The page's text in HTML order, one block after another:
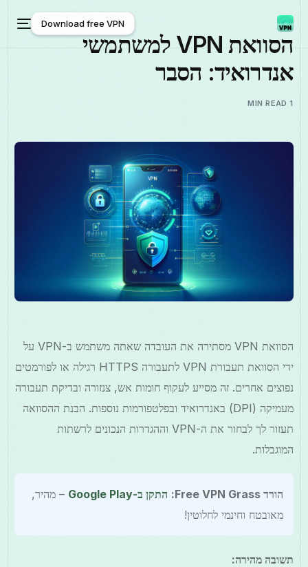
עברית
Download free VPN
Download free VPN
הסוואת VPN למשתמשי
אנדרואיד: הסבר
1 MIN READ
הסוואת VPN מסתירה את העובדה שאתה משתמש ב-VPN על
ידי הסוואת תעבורת VPN לתעבורה HTTPS רגילה או לפורמטים
נפוצים אחרים. זה מסייע לעקוף חומות אש, צנזורה ובדיקת תעבורה
מעמיקה (DPI) באנדרואיד ובפלטפורמות נוספות. הבנת ההסוואה
תעזור לך לבחור את ה-VPN וההגדרות הנכונים לרשתות
המוגבלות.
הורד Free VPN Grass: התקן ב-Google Play
– מהיר,
מאובטח וחינמי לחלוטין!
תשובה מהירה: